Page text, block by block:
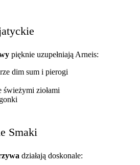
pięknie uzupełniają Arneis:
dim sum i pierogi
świeżymi ziołami
Smaki
działają doskonale: